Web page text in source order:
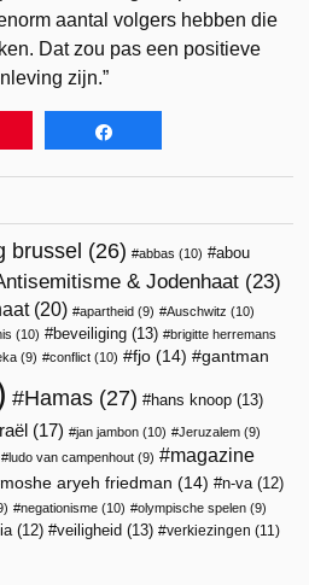
aantal volgers hebben die
Dat zou pas een positieve
zijn.”
brussel (26) abbas (10)
abou
& Jodenhaat (23)
(20) apartheid (9) Auschwitz (10)
(10) beveiliging (13)
brigitte herremans
(9) conflict (10) fjo (14) gantman
Hamas (27) hans knoop (13)
(17) jan jambon (10) Jeruzalem (9)
ludo van campenhout (9)
magazine
moshe aryeh friedman (14) n-va(12)
negationisme (10) olympische spelen (9)
(12) veiligheid (13) verkiezingen (11)